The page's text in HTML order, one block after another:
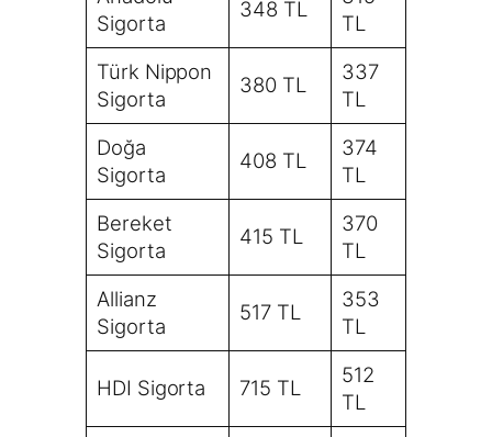
Sigorta
348 TL
TL
Türk Nippon
Sigorta
380 TL
337
TL
Doğa
Sigorta
408 TL
374
TL
Bereket
Sigorta
415 TL
370
TL
Allianz
Sigorta
517 TL
353
TL
HDI Sigorta 715 TL
512
TL